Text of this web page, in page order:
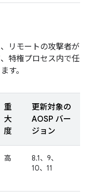
リモートの攻撃者が
特権プロセス内で任
す。
重
大
度
更新対象の
AOSP バー
ジョン
高
8.1、9、
10、11